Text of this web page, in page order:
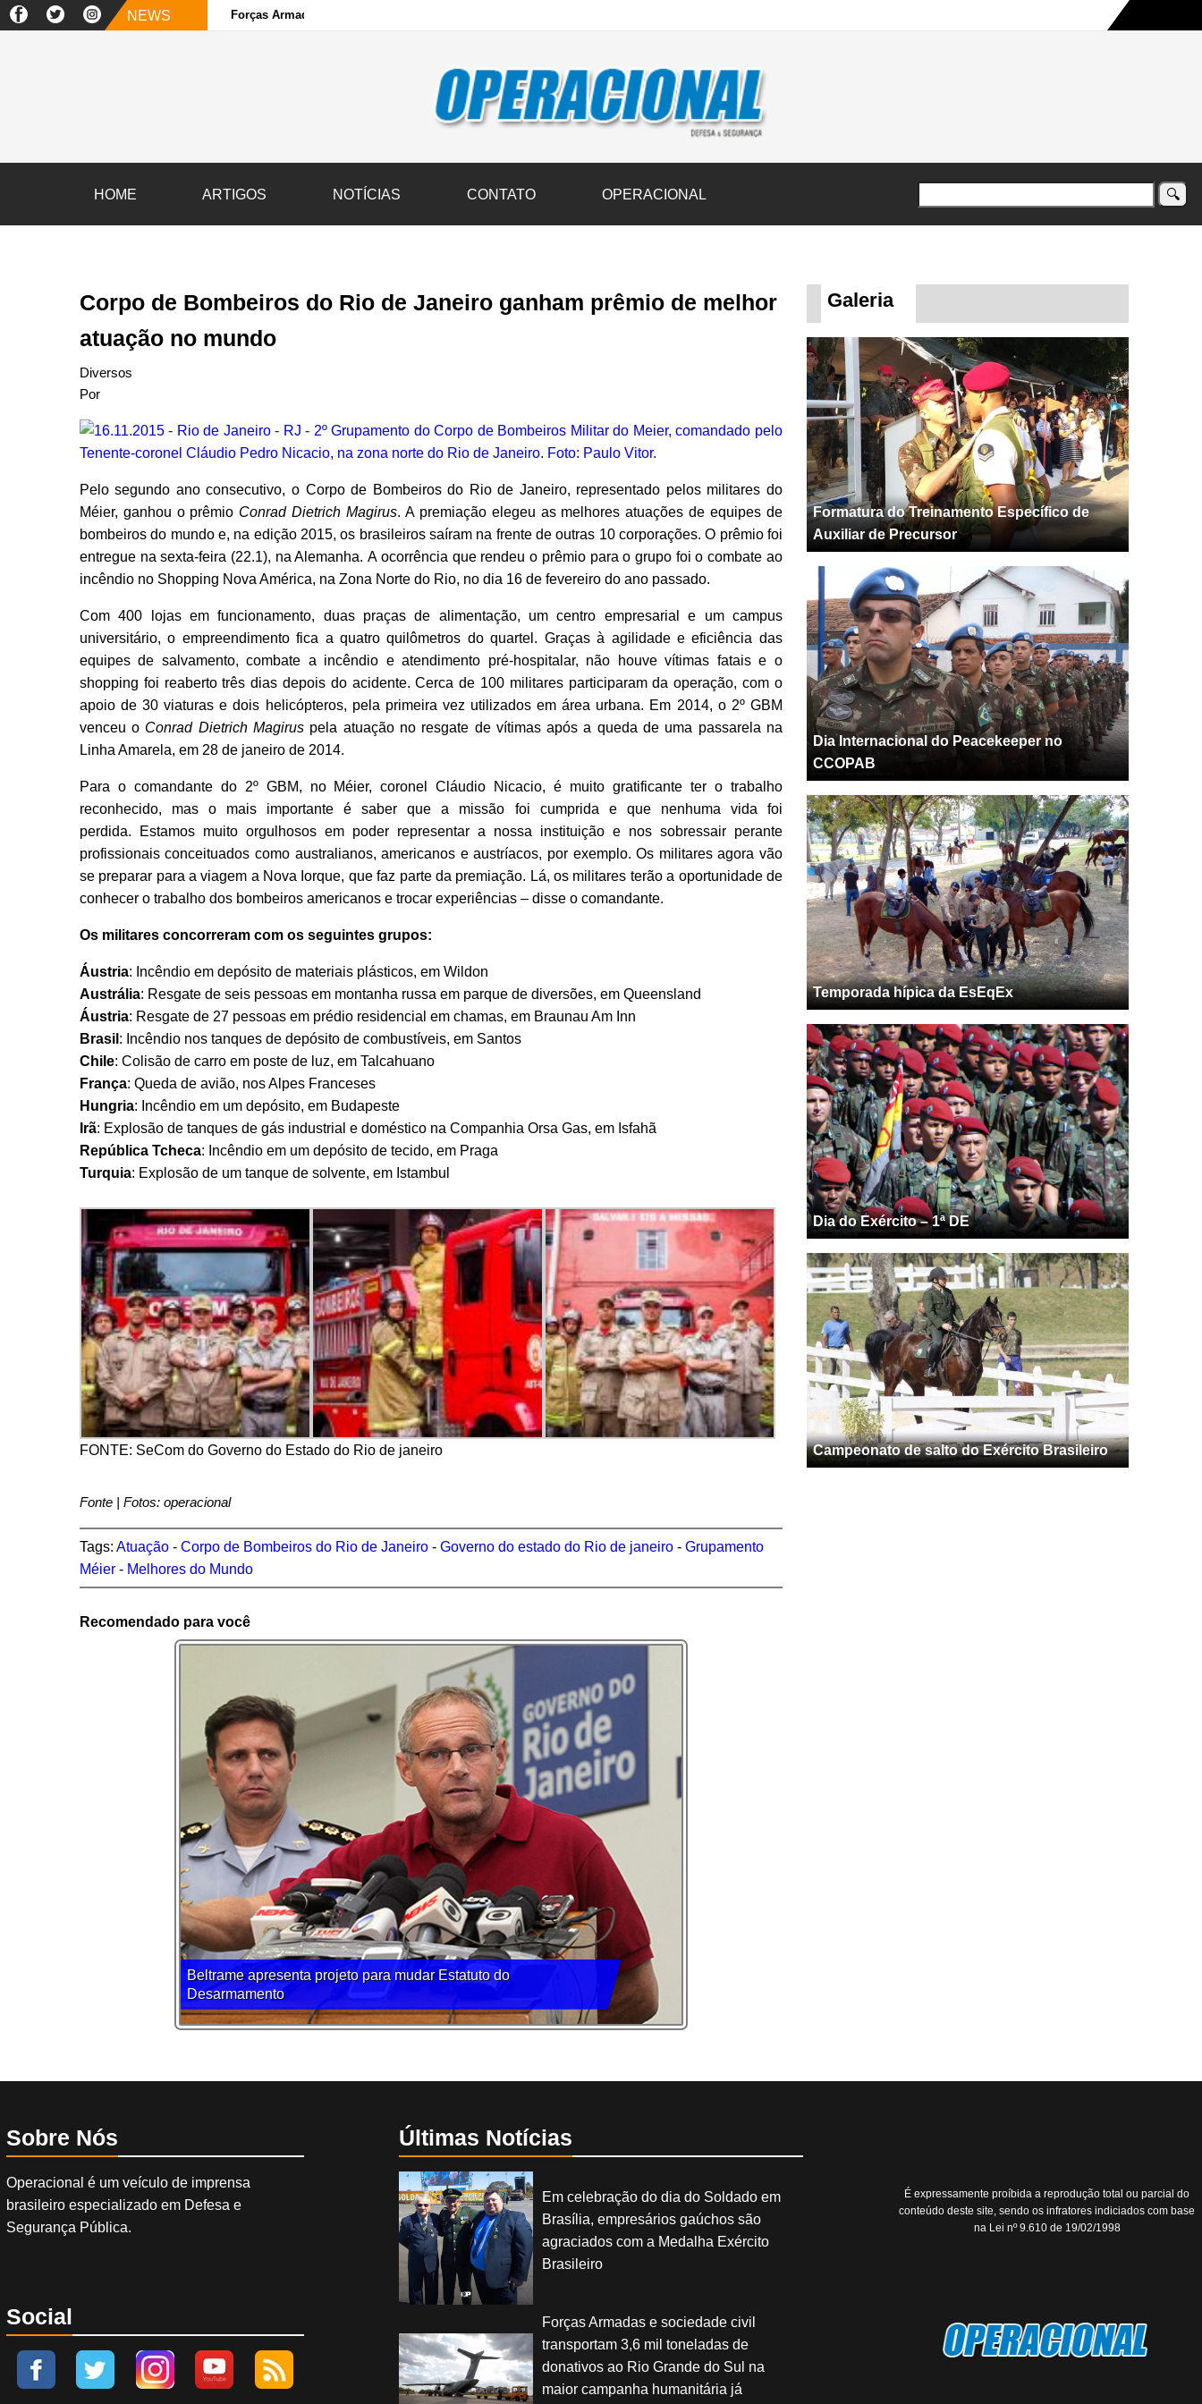
NEWS Forças Armadas e sociedade civil transportam 3,6 mil toneladas de donativos ao Rio Grande do Sul na maior campanha humanitária já registrada no país
HOME ARTIGOS NOTÍCIAS CONTATO OPERACIONAL
Corpo de Bombeiros do Rio de Janeiro ganham prêmio de melhor
atuação no mundo
Diversos
Por
Pelo segundo ano consecutivo, o Corpo de Bombeiros do Rio de Janeiro, representado pelos militares do
Méier, ganhou o prêmio Conrad Dietrich Magirus. A premiação elegeu as melhores atuações de equipes de
bombeiros do mundo e, na edição 2015, os brasileiros saíram na frente de outras 10 corporações. O prêmio foi
entregue na sexta-feira (22.1), na Alemanha. A ocorrência que rendeu o prêmio para o grupo foi o combate ao
incêndio no Shopping Nova América, na Zona Norte do Rio, no dia 16 de fevereiro do ano passado.
Com 400 lojas em funcionamento, duas praças de alimentação, um centro empresarial e um campus
universitário, o empreendimento fica a quatro quilômetros do quartel. Graças à agilidade e eficiência das
equipes de salvamento, combate a incêndio e atendimento pré-hospitalar, não houve vítimas fatais e o
shopping foi reaberto três dias depois do acidente. Cerca de 100 militares participaram da operação, com o
apoio de 30 viaturas e dois helicópteros, pela primeira vez utilizados em área urbana. Em 2014, o 2º GBM
venceu o Conrad Dietrich Magirus pela atuação no resgate de vítimas após a queda de uma passarela na
Linha Amarela, em 28 de janeiro de 2014.
Para o comandante do 2º GBM, no Méier, coronel Cláudio Nicacio, é muito gratificante ter o trabalho
reconhecido, mas o mais importante é saber que a missão foi cumprida e que nenhuma vida foi
perdida. Estamos muito orgulhosos em poder representar a nossa instituição e nos sobressair perante
profissionais conceituados como australianos, americanos e austríacos, por exemplo. Os militares agora vão
se preparar para a viagem a Nova Iorque, que faz parte da premiação. Lá, os militares terão a oportunidade de
conhecer o trabalho dos bombeiros americanos e trocar experiências – disse o comandante.
Os militares concorreram com os seguintes grupos:
Áustria: Incêndio em depósito de materiais plásticos, em Wildon
Austrália: Resgate de seis pessoas em montanha russa em parque de diversões, em Queensland
Áustria: Resgate de 27 pessoas em prédio residencial em chamas, em Braunau Am Inn
Brasil : Incêndio nos tanques de depósito de combustíveis, em Santos
Chile: Colisão de carro em poste de luz, em Talcahuano
França: Queda de avião, nos Alpes Franceses
Hungria: Incêndio em um depósito, em Budapeste
Irã: Explosão de tanques de gás industrial e doméstico na Companhia Orsa Gas, em Isfahã
República Tcheca: Incêndio em um depósito de tecido, em Praga
Turquia: Explosão de um tanque de solvente, em Istambul
FONTE: SeCom do Governo do Estado do Rio de janeiro
Fonte | Fotos: operacional
Tags: Atuação- Corpo de Bombeiros do Rio de Janeiro- Governo do estado do Rio de janeiro- Grupamento
Méier- Melhores do Mundo
Recomendado para você
Beltrame apresenta projeto para mudar Estatuto do
Desarmamento
Galeria
Formatura do Treinamento Específico de
Auxiliar de Precursor
Dia Internacional do Peacekeeper no
CCOPAB
Temporada hípica da EsEqEx
Dia do Exército – 1ª DE
Campeonato de salto do Exército Brasileiro
Sobre Nós
Operacional é um veículo de imprensa
brasileiro especializado em Defesa e
Segurança Pública.
Social
Últimas Notícias
Em celebração do dia do Soldado em
Brasília, empresários gaúchos são
agraciados com a Medalha Exército
Brasileiro
Forças Armadas e sociedade civil
transportam 3,6 mil toneladas de
donativos ao Rio Grande do Sul na
maior campanha humanitária já
É expressamente proíbida a reprodução total ou parcial do
conteúdo deste site, sendo os infratores indiciados com base
na Lei nº 9.610 de 19/02/1998